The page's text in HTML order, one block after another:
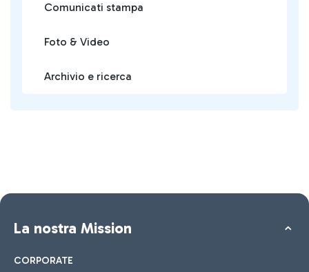
Comunicati stampa
Foto & Video
Archivio e ricerca
La nostra Mission
CORPORATE